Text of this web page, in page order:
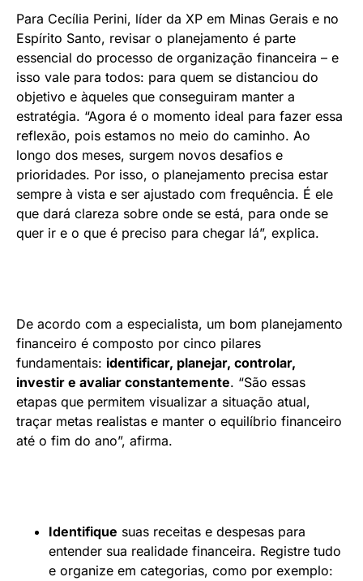
Para Cecília Perini, líder da XP em Minas Gerais e no
Espírito Santo, revisar o planejamento é parte
essencial do processo de organização financeira – e
isso vale para todos: para quem se distanciou do
objetivo e àqueles que conseguiram manter a
estratégia. “Agora é o momento ideal para fazer essa
reflexão, pois estamos no meio do caminho. Ao
longo dos meses, surgem novos desafios e
prioridades. Por isso, o planejamento precisa estar
sempre à vista e ser ajustado com frequência. É ele
que dará clareza sobre onde se está, para onde se
quer ir e o que é preciso para chegar lá”, explica.
De acordo com a especialista, um bom planejamento
financeiro é composto por cinco pilares
fundamentais: identificar, planejar, controlar,
investir e avaliar constantemente. “São essas
etapas que permitem visualizar a situação atual,
traçar metas realistas e manter o equilíbrio financeiro
até o fim do ano”, afirma.
Identifique suas receitas e despesas para
entender sua realidade financeira. Registre tudo
e organize em categorias, como por exemplo: